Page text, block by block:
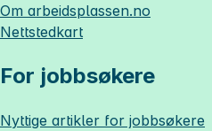
Om arbeidsplassen.no
Nettstedkart
For jobbsøkere
Nyttige artikler for jobbsøkere